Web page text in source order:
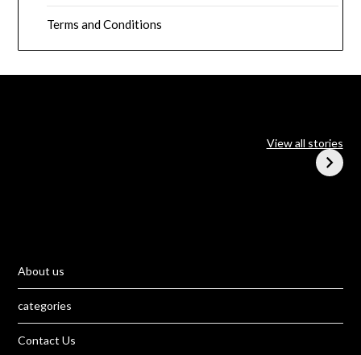
Terms and Conditions
Z9 Turbo फोन के बारे में
View all stories
About us
categories
Contact Us